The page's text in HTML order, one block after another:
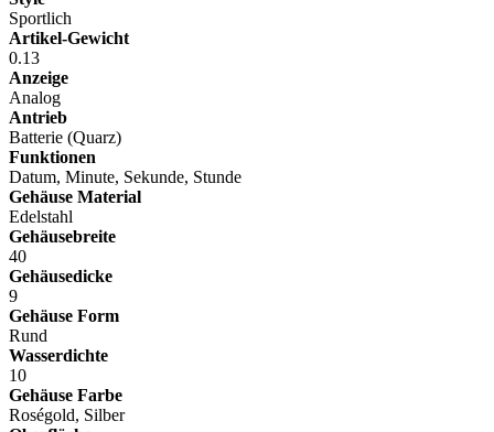
Sportlich
Artikel-Gewicht
0.13
Anzeige
Analog
Antrieb
Batterie (Quarz)
Funktionen
Datum, Minute, Sekunde, Stunde
Gehäuse Material
Edelstahl
Gehäusebreite
40
Gehäusedicke
9
Gehäuse Form
Rund
Wasserdichte
10
Gehäuse Farbe
Roségold, Silber